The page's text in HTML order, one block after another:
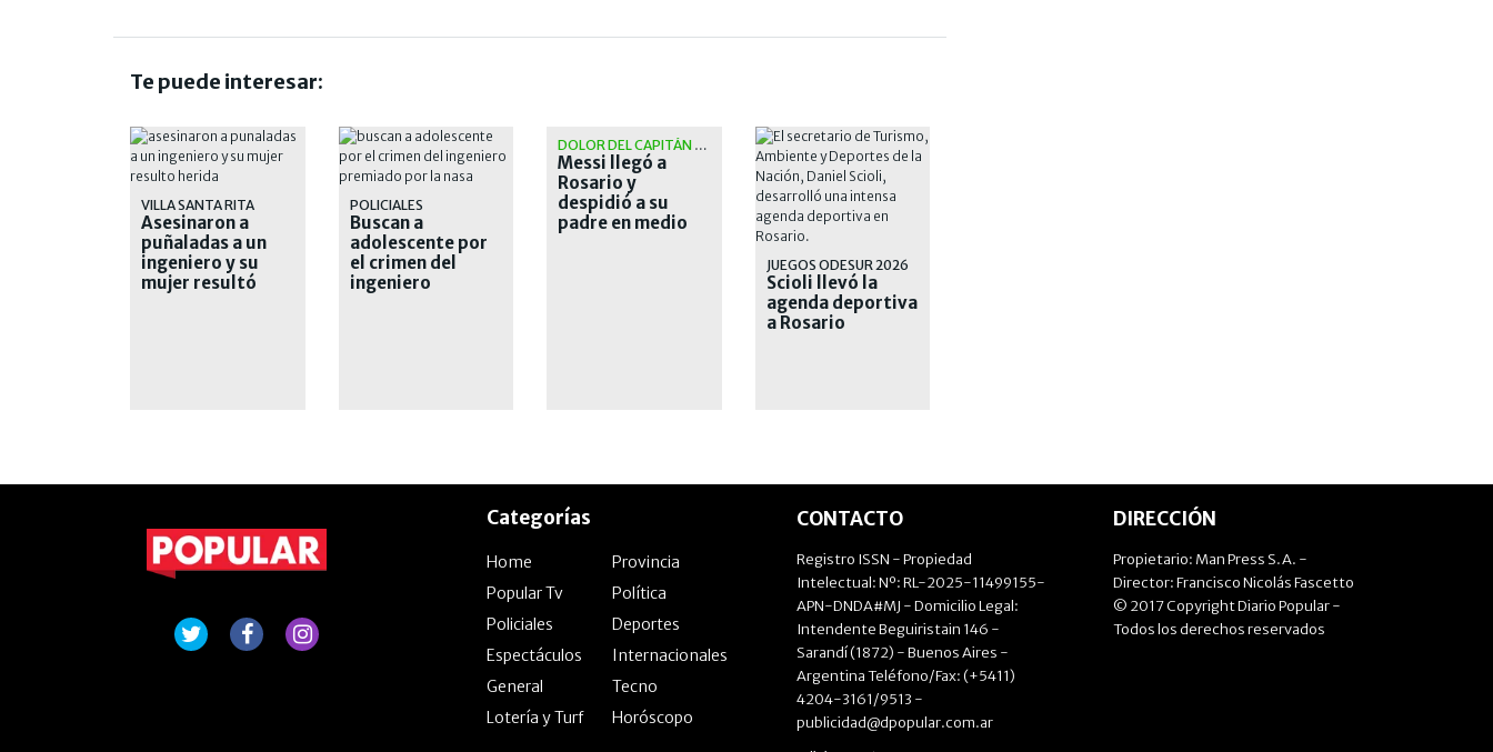
Te puede interesar:
VILLA SANTA RITA
Asesinaron a
puñaladas a un
ingeniero y su
mujer resultó
POLICIALES
Buscan a
adolescente por
el crimen del
ingeniero
DOLOR DEL CAPITÁN ARGENTINO
Messi llegó a
Rosario y
despidió a su
padre en medio
JUEGOS ODESUR 2026
Scioli llevó la
agenda deportiva
a Rosario
Categorías
Home
Provincia
Popular Tv
Política
Policiales
Deportes
Espectáculos
Internacionales
General
Tecno
Lotería y Turf
Horóscopo
CONTACTO
Registro ISSN - Propiedad
Intelectual: Nº: RL-2025-11499155-
APN-DNDA#MJ - Domicilio Legal:
Intendente Beguiristain 146 -
Sarandí (1872) - Buenos Aires -
Argentina Teléfono/Fax: (+5411)
4204-3161/9513 -
publicidad@dpopular.com.ar
DIRECCIÓN
Propietario: Man Press S.A. -
Director: Francisco Nicolás Fascetto
© 2017 Copyright Diario Popular -
Todos los derechos reservados